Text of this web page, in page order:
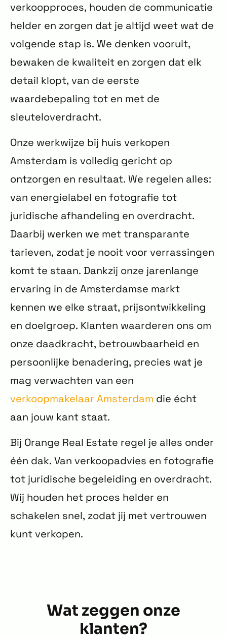
verkoopproces, houden de communicatie
helder en zorgen dat je altijd weet wat de
volgende stap is. We denken vooruit,
bewaken de kwaliteit en zorgen dat elk
detail klopt, van de eerste
waardebepaling tot en met de
sleuteloverdracht.
Onze werkwijze bij huis verkopen
Amsterdam is volledig gericht op
ontzorgen en resultaat. We regelen alles:
van energielabel en fotografie tot
juridische afhandeling en overdracht.
Daarbij werken we met transparante
tarieven, zodat je nooit voor verrassingen
komt te staan. Dankzij onze jarenlange
ervaring in de Amsterdamse markt
kennen we elke straat, prijsontwikkeling
en doelgroep. Klanten waarderen ons om
onze daadkracht, betrouwbaarheid en
persoonlijke benadering, precies wat je
mag verwachten van een
verkoopmakelaar Amsterdam die écht
aan jouw kant staat.
Bij Orange Real Estate regel je alles onder
één dak. Van verkoopadvies en fotografie
tot juridische begeleiding en overdracht.
Wij houden het proces helder en
schakelen snel, zodat jij met vertrouwen
kunt verkopen.
Wat zeggen onze
klanten?